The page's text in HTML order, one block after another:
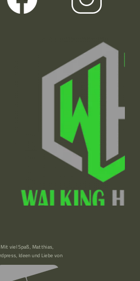
Mit viel Spaß, Matthias,